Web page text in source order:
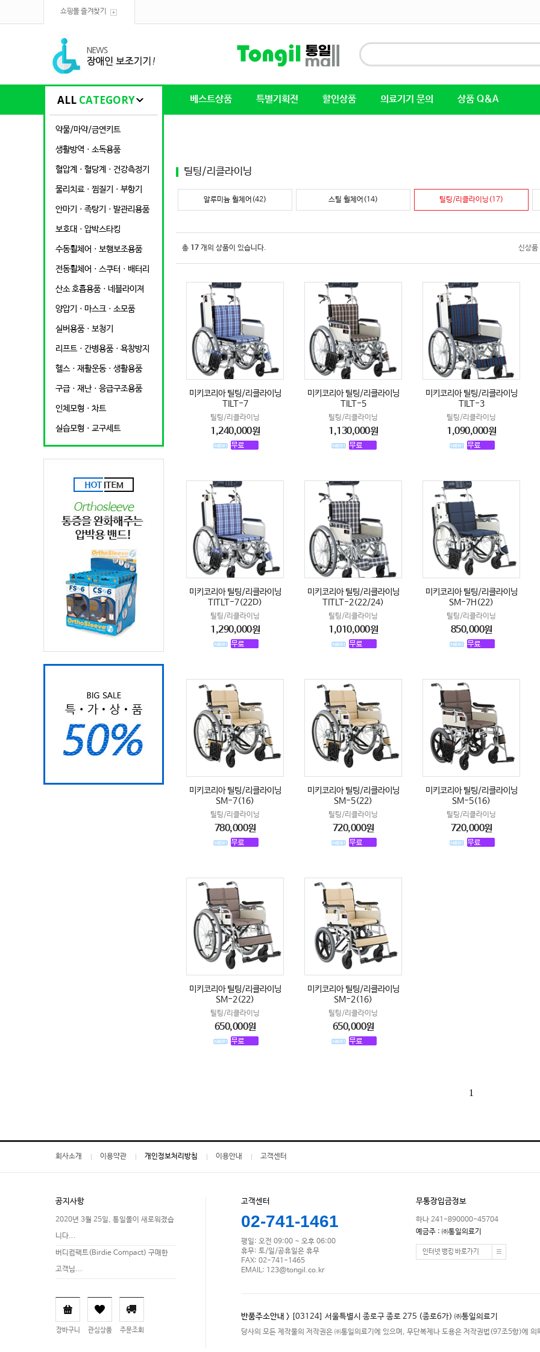
쇼핑몰 즐겨찾기
ALL CATEGORY 베스트상품 특별기획전 할인상품 의료기기 문의 상품 Q&A
약물/마약/금연키트
생활방역ㆍ소독용품
혈압계ㆍ혈당계ㆍ건강측정기
물리치료ㆍ찜질기ㆍ부항기
안마기ㆍ족탕기ㆍ발관리용품
보호대ㆍ압박스타킹
수동휠체어ㆍ보행보조용품
전동휠체어ㆍ스쿠터ㆍ배터리
산소 호흡용품ㆍ네블라이져
양압기ㆍ마스크ㆍ소모품
실버용품ㆍ보청기
리프트ㆍ간병용품ㆍ욕창방지
헬스ㆍ재활운동ㆍ생활용품
구급ㆍ재난ㆍ응급구조용품
인체모형ㆍ차트
실습모형ㆍ교구세트
틸팅/리클라이닝
알루미늄 휠체어(42) 스틸 휠체어(14) 틸팅/리클라이닝(17)
총 17 개의 상품이 있습니다. 신상품
미키코리아 틸팅/리클라이닝
TILT-7
틸팅/리클라이닝
1,240,000원
미키코리아 틸팅/리클라이닝
TILT-5
틸팅/리클라이닝
1,130,000원
미키코리아 틸팅/리클라이닝
TILT-3
틸팅/리클라이닝
1,090,000원
미키코리아 틸팅/리클라이닝
TITLT-7(22D)
틸팅/리클라이닝
1,290,000원
미키코리아 틸팅/리클라이닝
TITLT-2(22/24)
틸팅/리클라이닝
1,010,000원
미키코리아 틸팅/리클라이닝
SM-7H(22)
틸팅/리클라이닝
850,000원
미키코리아 틸팅/리클라이닝
SM-7(16)
틸팅/리클라이닝
780,000원
미키코리아 틸팅/리클라이닝
SM-5(22)
틸팅/리클라이닝
720,000원
미키코리아 틸팅/리클라이닝
SM-5(16)
틸팅/리클라이닝
720,000원
미키코리아 틸팅/리클라이닝
SM-2(22)
틸팅/리클라이닝
650,000원
미키코리아 틸팅/리클라이닝
SM-2(16)
틸팅/리클라이닝
650,000원
1
회사소개 이용약관 개인정보처리방침 이용안내 고객센터
공지사항
2020년 3월 25일, 통일몰이 새로워졌습
니다...
버디컴팩트(Birdie Compact) 구매한
고객님...
장바구니 관심상품 주문조회
고객센터
02-741-1461
평일: 오전 09:00 ~ 오후 06:00
휴무: 토/일/공휴일은 휴무
FAX: 02-741-1465
EMAIL: 123@tongil.co.kr
무통장입금정보
하나 241-890000-45704
예금주 : ㈜통일의료기
인터넷 뱅킹 바로가기
반품주소안내 > [03124] 서울특별시 종로구 종로 275 (종로6가) ㈜통일의료기
당사의 모든 제작물의 저작권은 ㈜통일의료기에 있으며, 무단복제나 도용은 저작권법(97조5항)에